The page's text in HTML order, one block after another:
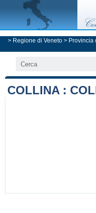
> Regione di Veneto > Provincia
COLLINA :